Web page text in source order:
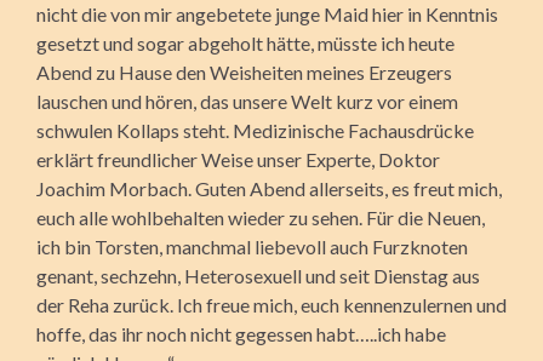
nicht die von mir angebetete junge Maid hier in Kenntnis
gesetzt und sogar abgeholt hätte, müsste ich heute
Abend zu Hause den Weisheiten meines Erzeugers
lauschen und hören, das unsere Welt kurz vor einem
schwulen Kollaps steht. Medizinische Fachausdrücke
erklärt freundlicher Weise unser Experte, Doktor
Joachim Morbach. Guten Abend allerseits, es freut mich,
euch alle wohlbehalten wieder zu sehen. Für die Neuen,
ich bin Torsten, manchmal liebevoll auch Furzknoten
genant, sechzehn, Heterosexuell und seit Dienstag aus
der Reha zurück. Ich freue mich, euch kennenzulernen und
hoffe, das ihr noch nicht gegessen habt…..ich habe